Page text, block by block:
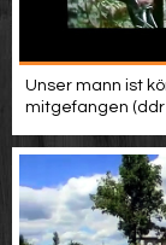
Unser mann ist
mitgefangen (ddr